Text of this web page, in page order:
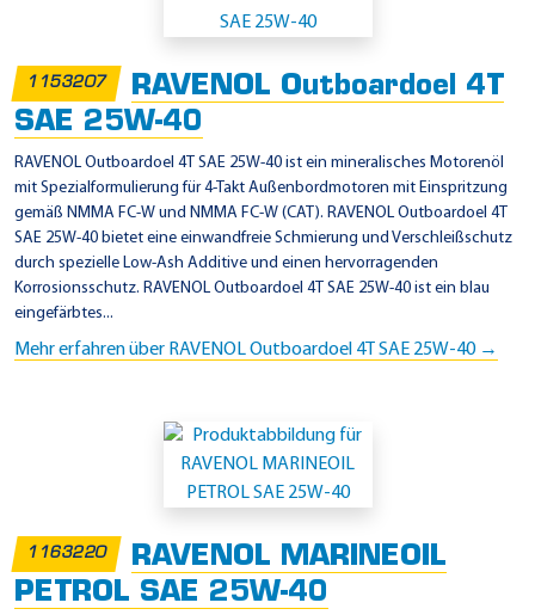
1153207
RAVENOL Outboardoel 4T
SAE 25W-40
RAVENOL Outboardoel 4T SAE 25W-40 ist ein mineralisches Motorenöl
mit Spezialformulierung für 4-Takt Außenbordmotoren mit Einspritzung
gemäß NMMA FC-W und NMMA FC-W (CAT). RAVENOL Outboardoel 4T
SAE 25W-40 bietet eine einwandfreie Schmierung und Verschleißschutz
durch spezielle Low-Ash Additive und einen hervorragenden
Korrosionsschutz. RAVENOL Outboardoel 4T SAE 25W-40 ist ein blau
eingefärbtes...
Mehr erfahren über RAVENOL Outboardoel 4T SAE 25W-40 →
1163220
RAVENOL MARINEOIL
PETROL SAE 25W-40